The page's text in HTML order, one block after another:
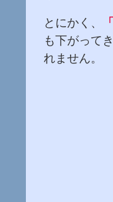
とにかく、
も下がって
れません。